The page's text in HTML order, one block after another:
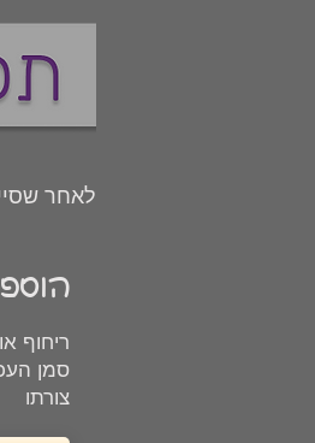
לאחר
סמן
צורתו